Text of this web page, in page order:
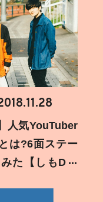
人気YouTuber
は?6面ステー
た【しもD遅